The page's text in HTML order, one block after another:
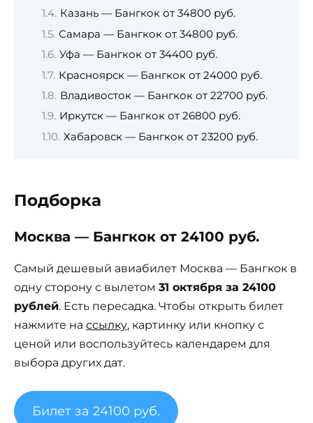
Казань — Бангкок от 34800 руб.
Самара — Бангкок от 34800 руб.
Уфа — Бангкок от 34400 руб.
Красноярск — Бангкок от 24000 руб.
Владивосток — Бангкок от 22700 руб.
Иркутск — Бангкок от 26800 руб.
Хабаровск — Бангкок от 23200 руб.
Подборка
Москва — Бангкок от 24100 руб.
Самый дешевый авиабилет Москва — Бангкок в
одну сторону с вылетом 31 октября за 24100
рублей. Есть пересадка. Чтобы открыть билет
нажмите на ссылку, картинку или кнопку с
ценой или воспользуйтесь календарем для
выбора других дат.
Билет за 24100 руб.